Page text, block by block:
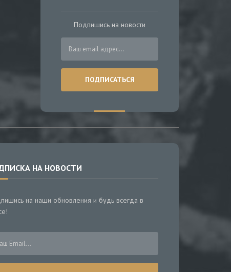
Подпишись на новости
НА НОВОСТИ
на наши обновления и будь всегда в